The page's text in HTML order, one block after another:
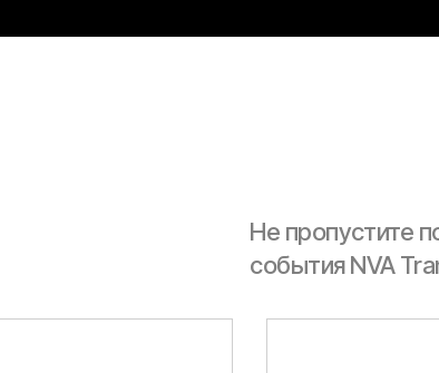
Не пропустите
события NVA